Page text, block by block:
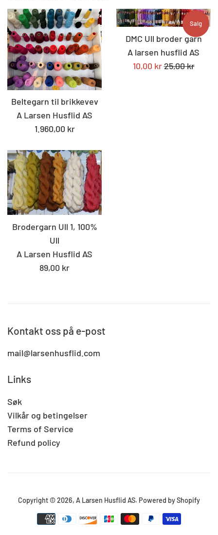
Beltegarn til brikkevev
A Larsen Husflid AS
Standard
1.960,00 kr
DMC Ull broder garn
A larsen husflid AS
Tilbudspris
10,00 krStandard
25,00 kr
Salg
Brodergarn Ull 1, 100%
Ull
A Larsen Husflid AS
Standard
89,00 kr
Kontakt oss på e-post
mail@larsenhusflid.com
Links
Søk
Vilkår og betingelser
Terms of Service
Refund policy
Copyright © 2026, A Larsen Husflid AS. Powered by Shopify
Betalingsikoner